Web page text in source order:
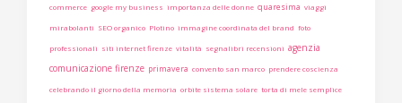
commerce google my business importanza delle donne quaresima viaggi
mirabolanti SEO organico Plotino immagine coordinata del brand foto
professionali siti internet firenze vitalità segnalibri recensioni agenzia
comunicazione firenze primavera convento san marco prendere coscienza
celebrando il giorno della memoria orbite sistema solare torta di mele semplice